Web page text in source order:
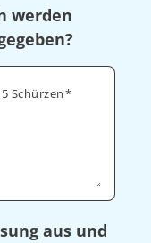
werden
Schürzen
aus und